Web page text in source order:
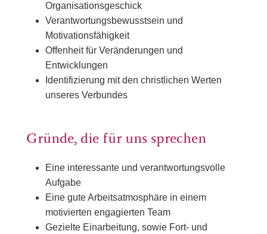
Organisationsgeschick
Verantwortungsbewusstsein und
Motivationsfähigkeit
Offenheit für Veränderungen und
Entwicklungen
Identifizierung mit den christlichen Werten
unseres Verbundes
Gründe, die für uns sprechen
Eine interessante und verantwortungsvolle
Aufgabe
Eine gute Arbeitsatmosphäre in einem
motivierten engagierten Team
Gezielte Einarbeitung, sowie Fort- und